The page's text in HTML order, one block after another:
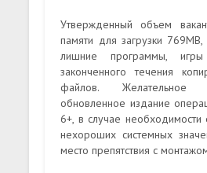
Утвержденный объем
памяти для загрузки
лишние программы,
законченного течения
файлов. Желательное
обновленное издание
6+, в случае необходимости
нехороших системных
место препятствия с